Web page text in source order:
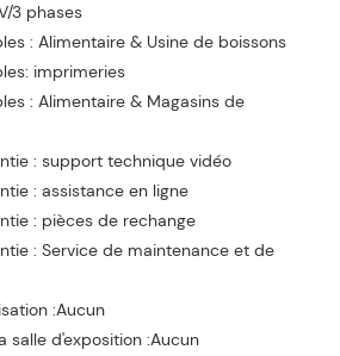
3 phases
: Alimentaire & Usine de boissons
imprimeries
: Alimentaire & Magasins de
: support technique vidéo
: assistance en ligne
: pièces de rechange
: Service de maintenance et de
:Aucun
salle d'exposition :Aucun